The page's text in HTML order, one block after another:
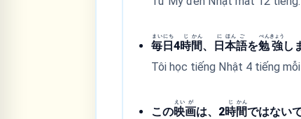
毎
まい
日
にち
4時
じ
間
かん
、 日
に
本
ほん
語
ご
を勉
べん
強
きょう
し
Tôi học tiếng Nhật 4 tiếng mỗi
この映
えい
画
が
は、2時
じ
間
かん
ではない